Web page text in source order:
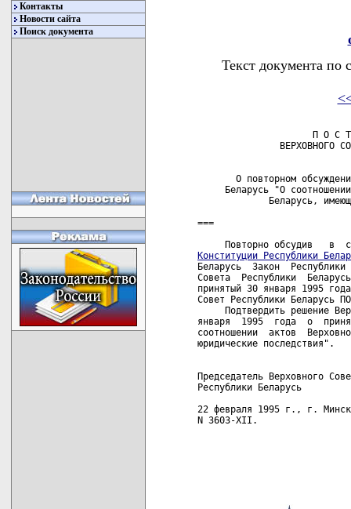
Контакты
Новости сайта
Поиск документа
Текст документа по
П О С
ВЕРХОВНОГО
О повторном
Беларусь "О
Беларусь,
===
Конституции Республики
Беларусь  Закон  Республики
Совета  Республики
принятый 30 января 1995
Совет Республики Беларусь
Подтвердить решение
января  1995  года  о
соотношении  актов
юридические последствия".
Председатель Верховного
Республики Беларусь
22 февраля 1995 г., г.
N 3603-XII.